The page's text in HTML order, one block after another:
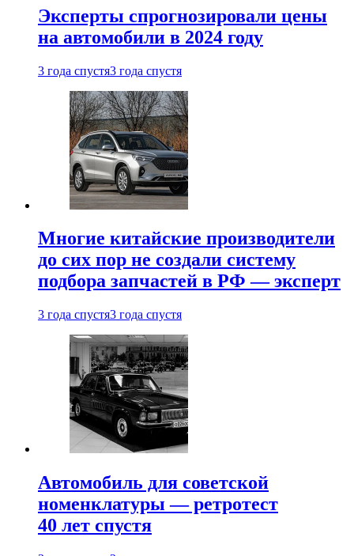
Эксперты спрогнозировали цены
на автомобили в 2024 году
3 года спустя3 года спустя
Многие китайские производители
до сих пор не создали систему
подбора запчастей в РФ — эксперт
3 года спустя3 года спустя
Автомобиль для советской
номенклатуры — ретротест
40 лет спустя